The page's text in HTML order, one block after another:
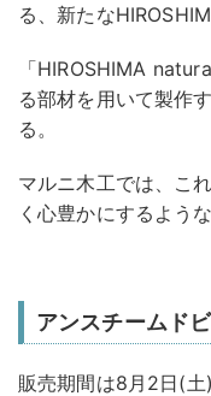
る、新たな
「HIROSHIMA
る部材を用いて製作
る。
マルニ木工では、こ
く心豊かにするよう
アンスチームド
販売期間は8月2日(